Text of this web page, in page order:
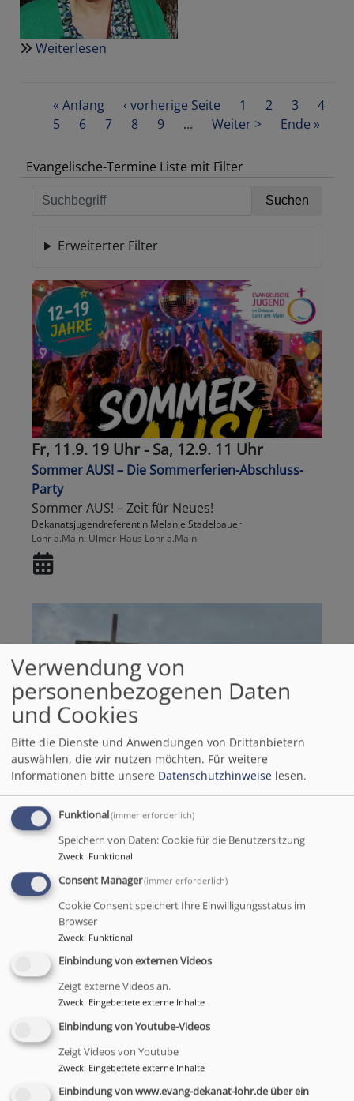
Weiterlesen
Silke
Elzenbeck,
Leiterin
der
Diakonie
Seitennummerierung
First
page
« Anfang
Vorherige
Seite
‹ vorherige Seite Seite
1
Aktuelle
Seite
2 Seite
3 Seite
4
Seite
5 Seite
6 Seite
7 Seite
8 Seite
9 …
Nächste
Weiter >
Last
Ende »
Evangelische-Termine Liste mit Filter
Erweiterter Filter
Fr, 11.9. 19 Uhr - Sa, 12.9. 11 Uhr
Sommer AUS! – Die Sommerferien-Abschluss-
Party
Sommer AUS! – Zeit für Neues!
Dekanatsjugendreferentin Melanie Stadelbauer
Lohr a.Main Ulmer-Haus Lohr a.Main
Di, 22.9. 14-17 Uhr
Pfarrkonferenz
Dekan Till Roth
Lohr a.Main Ulmer-Haus Lohr a.Main
Do, 24.9. 19:30 Uhr
Dekanats-Ausschuss-Sitzung
Dekan Till Roth
Verwendung von
personenbezogenen Daten
und Cookies
Bitte die Dienste und Anwendungen von Drittanbietern
auswählen, die wir nutzen möchten. Für weitere
Informationen bitte unsere Datenschutzhinweise lesen.
Funktional(immer erforderlich)
Speichern von Daten: Cookie für die Benutzersitzung
Zweck: Funktional
Consent Manager(immer erforderlich)
Cookie Consent speichert Ihre Einwilligungsstatus im
Browser
Zweck: Funktional
Einbindung von externen Videos
Zeigt externe Videos an.
Zweck: Eingebettete externe Inhalte
Einbindung von Youtube-Videos
Zeigt Videos von Youtube
Zweck: Eingebettete externe Inhalte
Einbindung von www.evang-dekanat-lohr.de über ein